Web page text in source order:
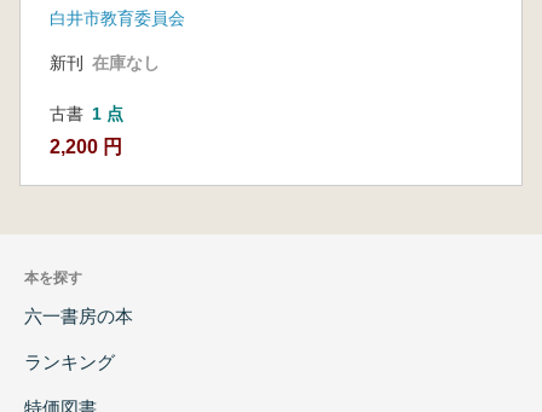
白井市教育委員会
新刊 在庫なし
古書 1 点
2,200 円
本を探す
六一書房の本
ランキング